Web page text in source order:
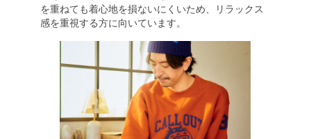
を重ねても着心地を損ないにくいため、リラックス
感を重視する方に向いています。